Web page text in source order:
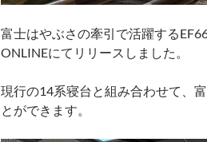
富士はやぶさの牽引で活躍する
ONLINEにてリリースしました。
現行の14系寝台と組み合わせて、
とができます。